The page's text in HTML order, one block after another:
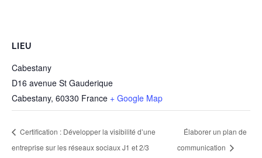
LIEU
Cabestany
D16 avenue St Gauderique
Cabestany, 60330 France + Google Map
Certification : Développer la visibilité d’une
entreprise sur les réseaux sociaux J1 et 2/3
Élaborer un plan de
communication